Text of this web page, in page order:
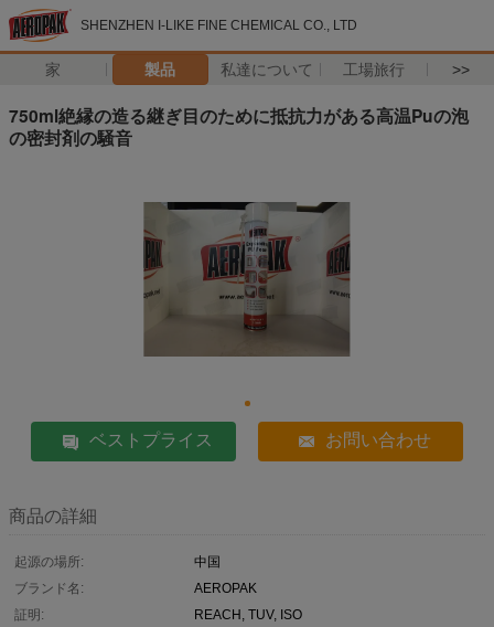
SHENZHEN I-LIKE FINE CHEMICAL CO., LTD
家 製品 私達について 工場旅行 >>
750ml絶縁の造る継ぎ目のために抵抗力がある高温Puの泡
の密封剤の騒音
ベストプライス お問い合わせ
商品の詳細
起源の場所:
中国
ブランド名:
AEROPAK
証明:
REACH, TUV, ISO